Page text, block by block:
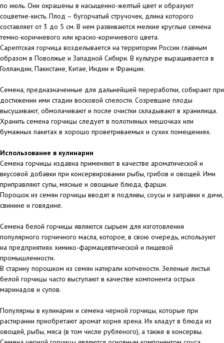
по июль. Они окрашены в насыщенно-желтый цвет и образуют
соцветие-кисть. Плод – бугорчатый стручочек, длина которого
составляет от 3 до 5 см. В нем развиваются мелкие круглые семена
темно-коричневого или красно-коричневого цвета.
Сарептская горчица возделывается на территории России главным
образом в Поволжье и Западной Сибири. В культуре выращивается в
Голландии, Пакистане, Китае, Индии и Франции.
Семена, предназначенные для дальнейшей переработки, собирают при
достижении ими стадии восковой спелости. Созревшие плоды
высушивают, обмолачивают и после очистки складывают в хранилища.
Хранить семена горчицы следует в полотняных мешочках или
бумажных пакетах в хорошо проветриваемых и сухих помещениях.
Использование в кулинарии
Семена горчицы издавна применяют в качестве ароматической и
вкусовой добавки при консервировании рыбы, грибов и овощей. Ими
приправляют супы, мясные и овощные блюда, фарши.
Порошок из семян горчицы вводят в подливы, соусы и заправки к дичи,
свинине и говядине.
Семена белой горчицы являются сырьем для изготовления
популярного горчичного масла, которое, в свою очередь, используют
на предприятиях химико-фармацевтической и пищевой
промышленности.
В старину порошком из семян натирали копчености. Зеленые листья
белой горчицы часто выступают в качестве компонента острых
маринадов и супов.
Популярны в кулинарии и семена черной горчицы, которые при
растирании приобретают аромат корня хрена. Их кладут в блюда из
овощей, рыбы, мяса (в том числе рубленого), а также в консервы.